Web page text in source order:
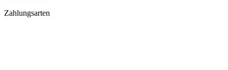
Zahlungsarten